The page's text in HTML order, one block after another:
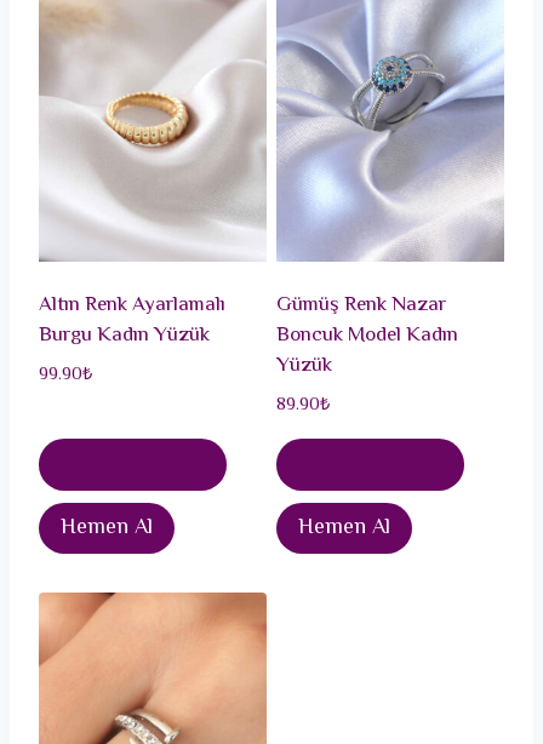
Altın Renk Ayarlamalı
Burgu Kadın Yüzük
99.90₺
Hemen Al
Gümüş Renk Nazar
Boncuk Model Kadın
Yüzük
89.90₺
Hemen Al